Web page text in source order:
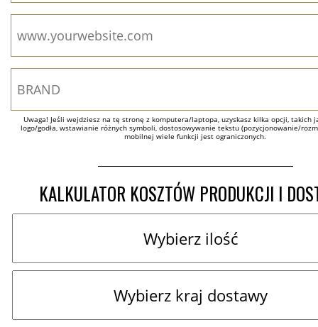
Uwaga! Jeśli wejdziesz na tę stronę z komputera/laptopa, uzyskasz kilka opcji, takich
logo/godła, wstawianie różnych symboli, dostosowywanie tekstu (pozycjonowanie/
mobilnej wiele funkcji jest ograniczonych.
KALKULATOR KOSZTÓW PRODUKCJI I